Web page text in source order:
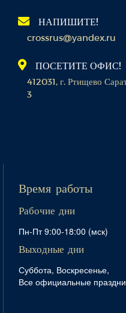
НАПИШИТЕ!
crossrus@yandex.ru
ПОСЕТИТЕ ОФИС!
412031, г. Ртищево
3
Время работы
Рабочие дни
Пн-Пт 9:00-18:00 (мск)
Выходные дни
Суббота, Воскресенье,
Все официальные